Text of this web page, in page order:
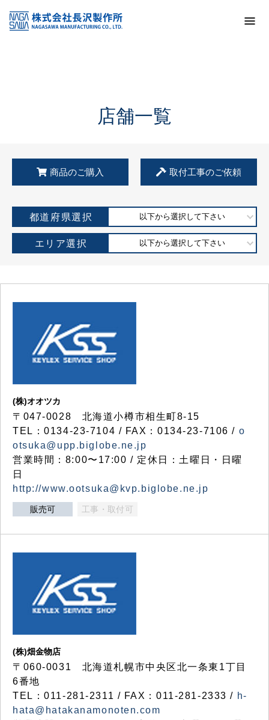
KSS加盟店・取扱店情報
店舗一覧
店舗一覧
商品のご購入 取付工事のご依頼
都道府県選択 以下から選択して下さい
エリア選択 以下から選択して下さい
(株)オオツカ
〒047-0028 北海道小樽市相生町8-15
TEL：0134-23-7104 / FAX：0134-23-7106 / o
otsuka@upp.biglobe.ne.jp
営業時間：8:00〜17:00 / 定休日：土曜日・日曜
日
http://www.ootsuka@kvp.biglobe.ne.jp
販売可 工事・取付可
(株)畑金物店
〒060-0031 北海道札幌市中央区北一条東1丁目
6番地
TEL：011-281-2311 / FAX：011-281-2333 / h-
hata@hatakanamonoten.com